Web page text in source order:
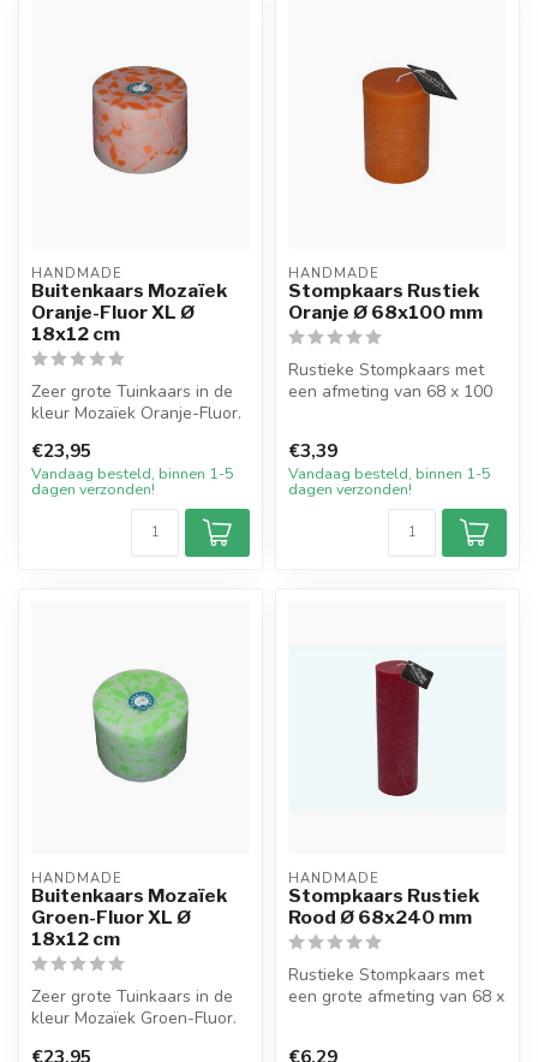
HANDMADE
Buitenkaars Mozaïek
Oranje-Fluor XL Ø
18x12 cm
Zeer grote Tuinkaars in de
kleur Mozaïek Oranje-Fluor.
€23,95
Vandaag besteld, binnen 1-5
dagen verzonden!
HANDMADE
Stompkaars Rustiek
Oranje Ø 68x100 mm
Rustieke Stompkaars met
een afmeting van 68 x 100
€3,39
Vandaag besteld, binnen 1-5
dagen verzonden!
HANDMADE
Buitenkaars Mozaïek
Groen-Fluor XL Ø
18x12 cm
Zeer grote Tuinkaars in de
kleur Mozaïek Groen-Fluor.
€23,95
HANDMADE
Stompkaars Rustiek
Rood Ø 68x240 mm
Rustieke Stompkaars met
een grote afmeting van 68 x
€6,29